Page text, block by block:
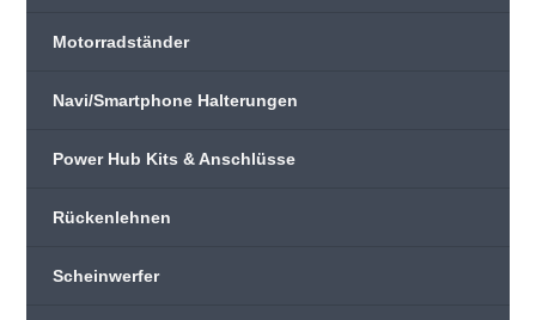
Motorradständer
Navi/Smartphone Halterungen
Power Hub Kits & Anschlüsse
Rückenlehnen
Scheinwerfer